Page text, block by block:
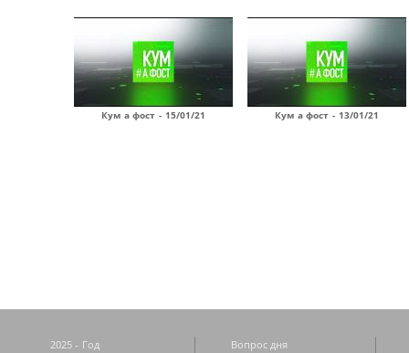
Кум а фост - 15/01/21 Кум а фост - 13/01/21
2025 - Год
Вопрос дня